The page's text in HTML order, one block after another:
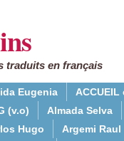
traduits en français
Eugenia
ACCUEIL
(v.o)
Almada Selva
Hugo
Argemi Raul